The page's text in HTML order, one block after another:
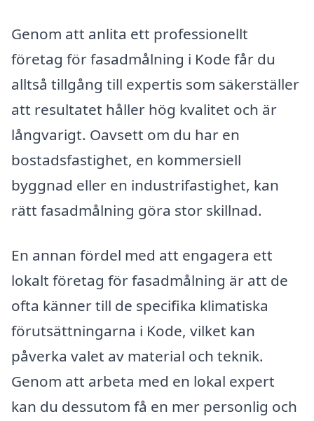
Genom att anlita ett professionellt
företag för fasadmålning i Kode får du
alltså tillgång till expertis som säkerställer
att resultatet håller hög kvalitet och är
långvarigt. Oavsett om du har en
bostadsfastighet, en kommersiell
byggnad eller en industrifastighet, kan
rätt fasadmålning göra stor skillnad.
En annan fördel med att engagera ett
lokalt företag för fasadmålning är att de
ofta känner till de specifika klimatiska
förutsättningarna i Kode, vilket kan
påverka valet av material och teknik.
Genom att arbeta med en lokal expert
kan du dessutom få en mer personlig och